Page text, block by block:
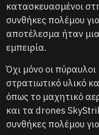
κατασκευασμένοι
συνθήκες πολέμου
αποτέλεσμα ήταν
εμπειρία.
Όχι μόνο οι
στρατιωτικό υλικό
όπως το μαχητικό
και τα drones
συνθήκες πολέμου